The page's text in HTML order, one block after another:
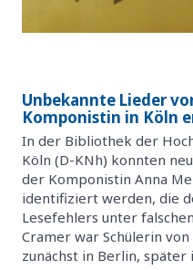
Unbekannte Lieder
Komponistin in Köln
In der Bibliothek der
Köln (D-KNh) konnten
der Komponistin Anna
identifiziert werden, die
Lesefehlers unter
Cramer war Schülerin
zunächst in Berlin, später